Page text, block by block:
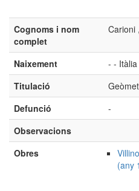
Cognoms i nom
complet
Carioni
Naixement
- - Itàlia
Titulació
Defunció
-
Observacions
Obres
(any